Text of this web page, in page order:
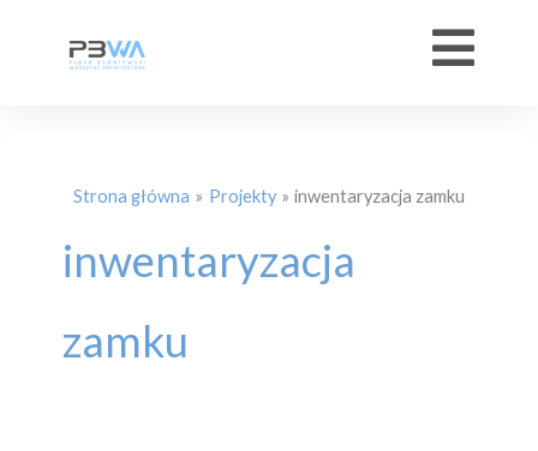
Strona główna Projekty inwentaryzacja zamku
inwentaryzacja
zamku